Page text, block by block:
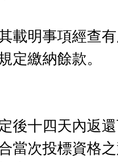
載明事項經查
定繳納餘款。
後十四天內返
當次投標資格